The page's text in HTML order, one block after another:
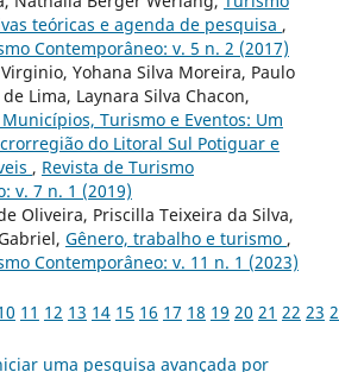
teóricas e agenda de pesquisa ,
Contemporâneo: v. 5 n. 2 (2017)
Yohana Silva Moreira, Paulo
Lima, Laynara Silva Chacon,
Turismo e Eventos: Um
do Litoral Sul Potiguar e
, Revista de Turismo
v. 7 n. 1 (2019)
Oliveira, Priscilla Teixeira da Silva,
Gênero, trabalho e turismo ,
Contemporâneo: v. 11 n. 1 (2023)
11 12 13 14 15 16 17 18 19 20 21 22 23
uma pesquisa avançada por